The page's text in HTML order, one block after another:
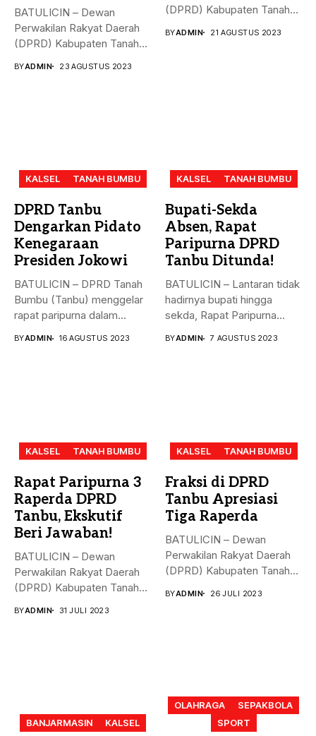
BATULICIN – Dewan
Perwakilan Rakyat Daerah
(DPRD) Kabupaten Tanah
BYADMIN 23 AGUSTUS 2023
(DPRD) Kabupaten Tanah
BYADMIN 21 AGUSTUS 2023
KALSEL TANAH BUMBU
DPRD Tanbu
Dengarkan Pidato
Kenegaraan
Presiden Jokowi
BATULICIN – DPRD Tanah
Bumbu (Tanbu) menggelar
rapat paripurna dalam
BYADMIN 16 AGUSTUS 2023
KALSEL TANAH BUMBU
Bupati-Sekda
Absen, Rapat
Paripurna DPRD
Tanbu Ditunda!
BATULICIN – Lantaran tidak
hadirnya bupati hingga
sekda, Rapat Paripurna
BYADMIN 7 AGUSTUS 2023
KALSEL TANAH BUMBU
Rapat Paripurna 3
Raperda DPRD
Tanbu, Ekskutif
Beri Jawaban!
BATULICIN – Dewan
Perwakilan Rakyat Daerah
(DPRD) Kabupaten Tanah
BYADMIN 31 JULI 2023
KALSEL TANAH BUMBU
Fraksi di DPRD
Tanbu Apresiasi
Tiga Raperda
BATULICIN – Dewan
Perwakilan Rakyat Daerah
(DPRD) Kabupaten Tanah
BYADMIN 26 JULI 2023
BANJARMASIN KALSEL
OLAHRAGA
SEPAKBOLA
SPORT